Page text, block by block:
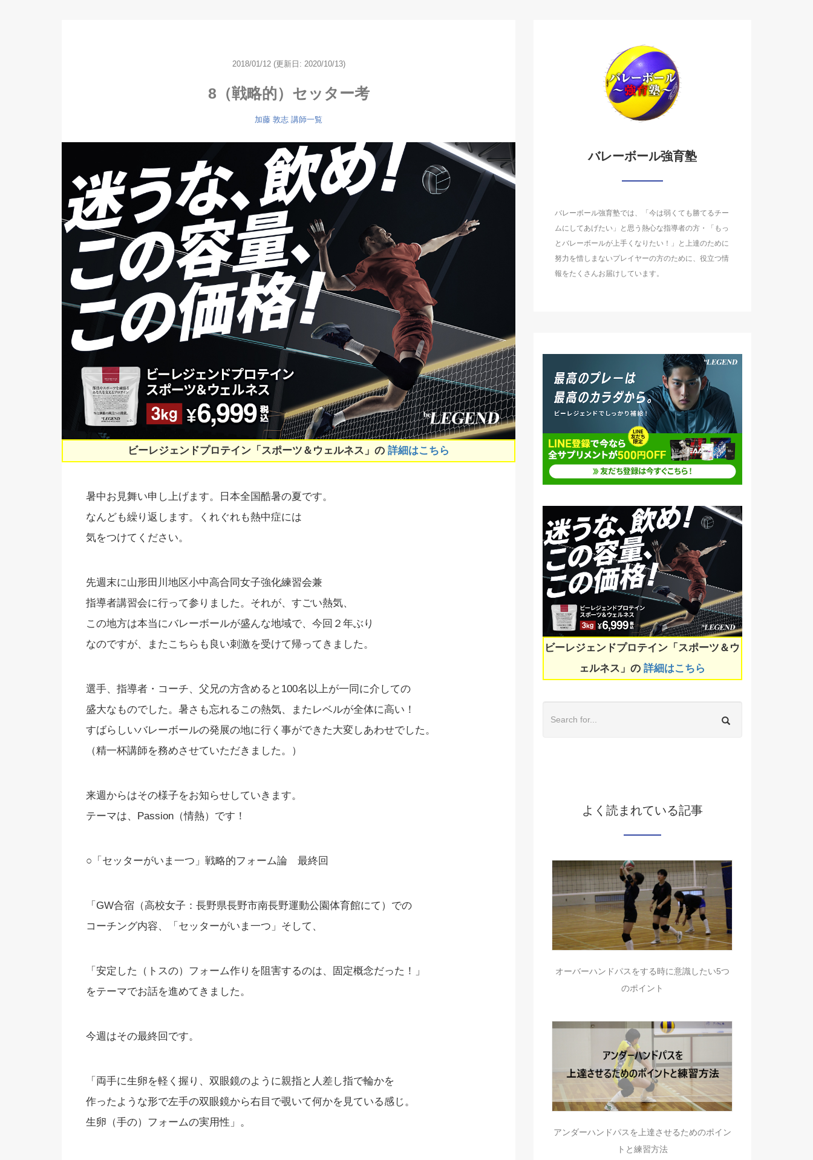
2018/01/12 (更新日: 2020/10/13)
8（戦略的）セッター考
加藤 敦志 講師一覧
ビーレジェンドプロテイン「スポーツ＆ウェルネス」の 詳細はこちら
暑中お見舞い申し上げます。日本全国酷暑の夏です。
なんども繰り返します。くれぐれも熱中症には
気をつけてください。
先週末に山形田川地区小中高合同女子強化練習会兼
指導者講習会に行って参りました。それが、すごい熱気、
この地方は本当にバレーボールが盛んな地域で、今回２年ぶり
なのですが、またこちらも良い刺激を受けて帰ってきました。
選手、指導者・コーチ、父兄の方含めると100名以上が一同に介しての
盛大なものでした。暑さも忘れるこの熱気、またレベルが全体に高い！
すばらしいバレーボールの発展の地に行く事ができた大変しあわせでした。
（精一杯講師を務めさせていただきました。）
来週からはその様子をお知らせしていきます。
テーマは、Passion（情熱）です！
○「セッターがいま一つ」戦略的フォーム論 最終回
「GW合宿（高校女子：長野県長野市南長野運動公園体育館にて）での
コーチング内容、「セッターがいま一つ」そして、
「安定した（トスの）フォーム作りを阻害するのは、固定概念だった！」
をテーマでお話を進めてきました。
今週はその最終回です。
「両手に生卵を軽く握り、双眼鏡のように親指と人差し指で輪かを
作ったような形で左手の双眼鏡から右目で覗いて何かを見ている感じ。
生卵（手の）フォームの実用性」。
バレーボール強育塾
バレーボール強育塾では、「今は弱くても勝てるチー
ムにしてあげたい」と思う熱心な指導者の方・「もっ
とバレーボールが上手くなりたい！」と上達のために
努力を惜しまないプレイヤーの方のために、役立つ情
報をたくさんお届けしています。
ビーレジェンドプロテイン「スポーツ＆ウ
ェルネス」の詳細はこちら
よく読まれている記事
オーバーハンドパスをする時に意識したい5つ
のポイント
アンダーハンドパスを上達させるためのポイン
トと練習方法